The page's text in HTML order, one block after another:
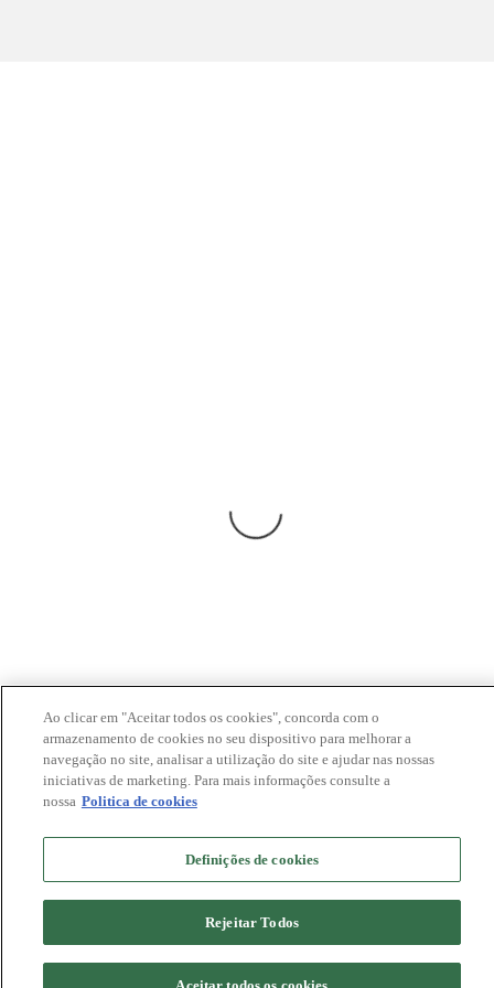
Ao clicar em "Aceitar todos os cookies", concorda com o
armazenamento de cookies no seu dispositivo para melhorar a
navegação no site, analisar a utilização do site e ajudar nas nossas
iniciativas de marketing. Para mais informações consulte a
nossa Politica de cookies
Definições de cookies
Rejeitar Todos